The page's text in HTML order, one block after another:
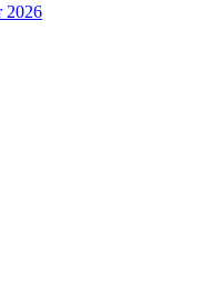
2026